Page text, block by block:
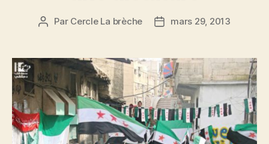
Auteur
Par Cercle La brèche
Datemars 29, 2013